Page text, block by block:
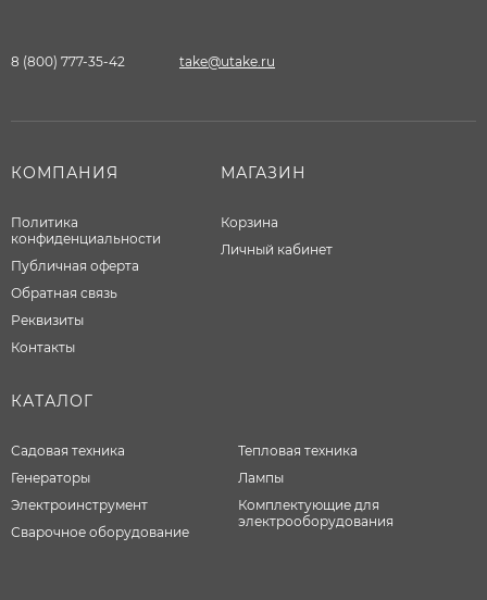
8 (800) 777-35-42 take@utake.ru
КОМПАНИЯ
Политика
конфиденциальности
Публичная оферта
Обратная связь
Реквизиты
Контакты
МАГАЗИН
Корзина
Личный кабинет
КАТАЛОГ
Садовая техника
Генераторы
Электроинструмент
Сварочное оборудование
Тепловая техника
Лампы
Комплектующие для
электрооборудования